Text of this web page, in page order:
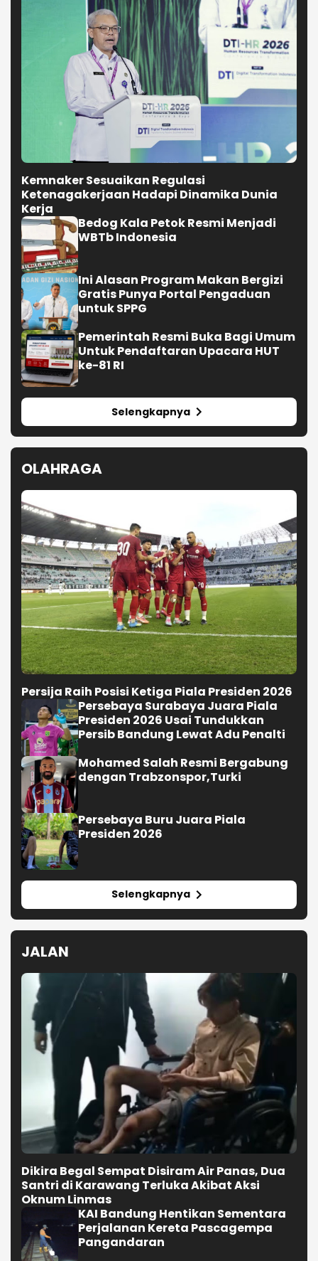
Kemnaker Sesuaikan Regulasi
Ketenagakerjaan Hadapi Dinamika Dunia
Kerja
Bedog Kala Petok Resmi Menjadi
WBTb Indonesia
Ini Alasan Program Makan Bergizi
Gratis Punya Portal Pengaduan
untuk SPPG
Pemerintah Resmi Buka Bagi Umum
Untuk Pendaftaran Upacara HUT
ke-81 RI
Selengkapnya
OLAHRAGA
Persija Raih Posisi Ketiga Piala Presiden 2026
Persebaya Surabaya Juara Piala
Presiden 2026 Usai Tundukkan
Persib Bandung Lewat Adu Penalti
Mohamed Salah Resmi Bergabung
dengan Trabzonspor,Turki
Persebaya Buru Juara Piala
Presiden 2026
Selengkapnya
JALAN
Dikira Begal Sempat Disiram Air Panas, Dua
Santri di Karawang Terluka Akibat Aksi
Oknum Linmas
KAI Bandung Hentikan Sementara
Perjalanan Kereta Pascagempa
Pangandaran